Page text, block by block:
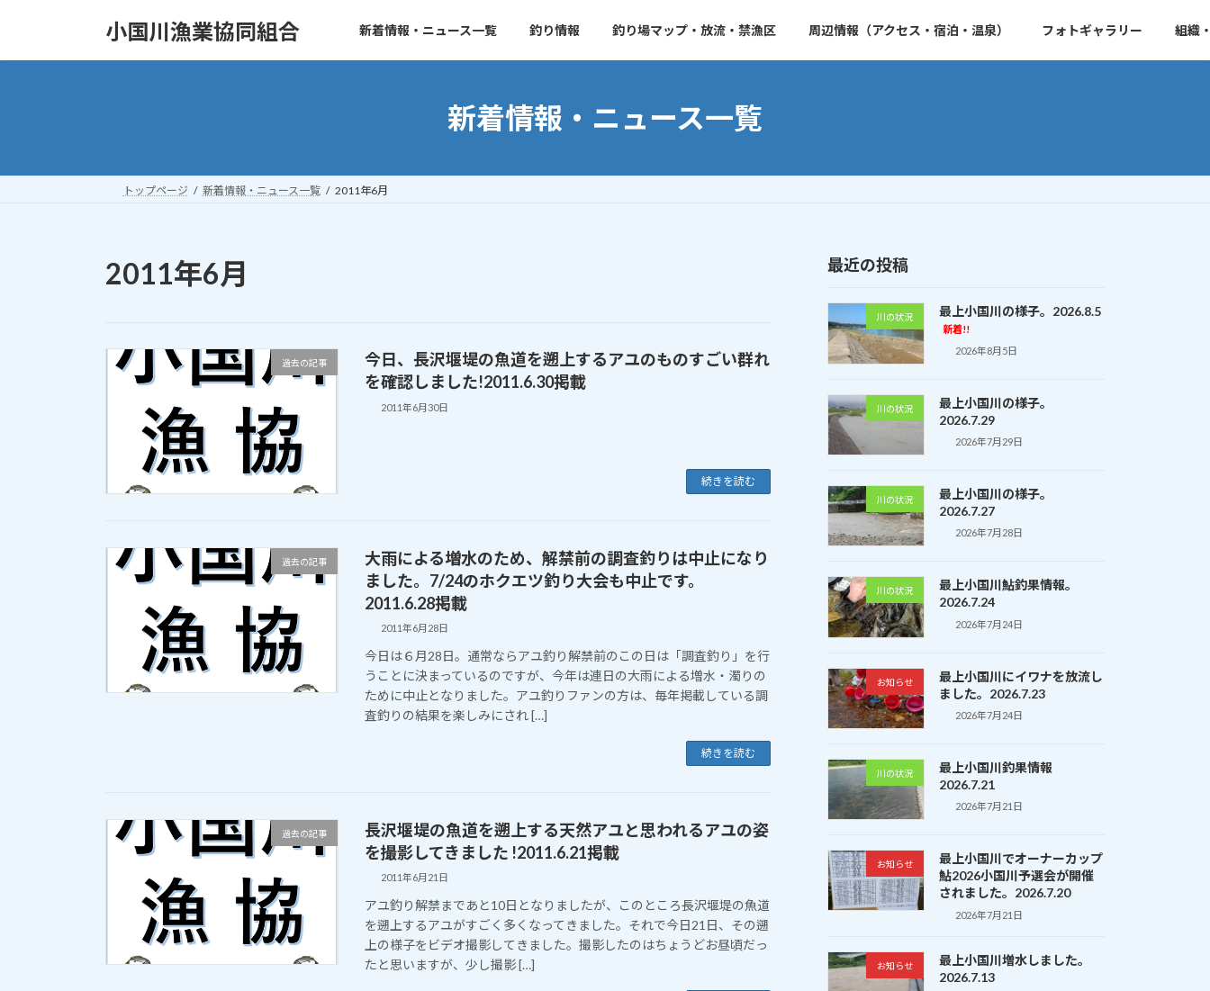
小国川漁業協同組合 新着情報・ニュース一覧 釣り情報 釣り場マップ・放流・禁漁区 周辺情報（アクセス・宿泊・温泉） フォトギャラリー 組織
新着情報・ニュース一覧
トップページ 新着情報・ニュース一覧 2011年6月
2011年6月
過去の記事
今日、長沢堰堤の魚道を遡上するアユのものすごい群れ
を確認しました!2011.6.30掲載
2011年6月30日
続きを読む
過去の記事
大雨による増水のため、解禁前の調査釣りは中止になり
ました。7/24のホクエツ釣り大会も中止です。
2011.6.28掲載
2011年6月28日
今日は６月28日。通常ならアユ釣り解禁前のこの日は「調査釣り」を行
うことに決まっているのですが、今年は連日の大雨による増水・濁りの
ために中止となりました。アユ釣りファンの方は、毎年掲載している調
査釣りの結果を楽しみにされ […]
続きを読む
過去の記事
長沢堰堤の魚道を遡上する天然アユと思われるアユの姿
を撮影してきました !2011.6.21掲載
2011年6月21日
アユ釣り解禁まであと10日となりましたが、このところ長沢堰堤の魚道
を遡上するアユがすごく多くなってきました。それで今日21日、その遡
上の様子をビデオ撮影してきました。撮影したのはちょうどお昼頃だっ
たと思いますが、少し撮影 […]
最近の投稿
川の状況 最上小国川の様子。2026.8.5
新着!!
2026年8月5日
川の状況
最上小国川の様子。
2026.7.29
2026年7月29日
川の状況
最上小国川の様子。
2026.7.27
2026年7月28日
川の状況
最上小国川鮎釣果情報。
2026.7.24
2026年7月24日
お知らせ
最上小国川にイワナを放流し
ました。2026.7.23
2026年7月24日
川の状況
最上小国川釣果情報
2026.7.21
2026年7月21日
お知らせ
最上小国川でオーナーカップ
鮎2026小国川予選会が開催
されました。2026.7.20
2026年7月21日
お知らせ
最上小国川増水しました。
2026.7.13